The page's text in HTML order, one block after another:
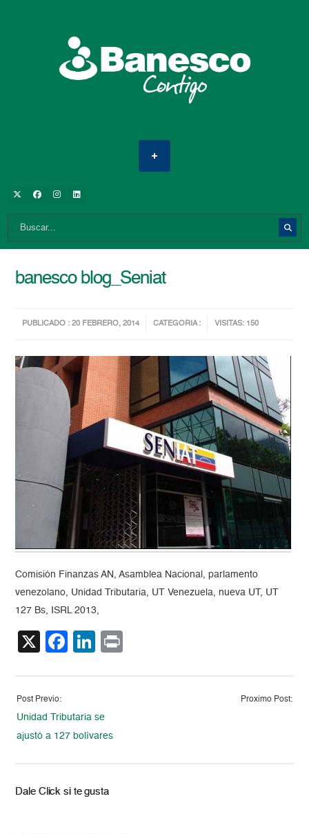
banesco blog_Seniat
PUBLICADO : 20 FEBRERO, 2014 CATEGORIA : VISITAS: 150
Comisión Finanzas AN, Asamblea Nacional, parlamento
venezolano, Unidad Tributaria, UT Venezuela, nueva UT, UT
127 Bs, ISRL 2013,
X Facebook
LinkedIn
Post Previo:
Unidad Tributaria se
ajustó a 127 bolívares
Proximo Post:
Dale Click si te gusta